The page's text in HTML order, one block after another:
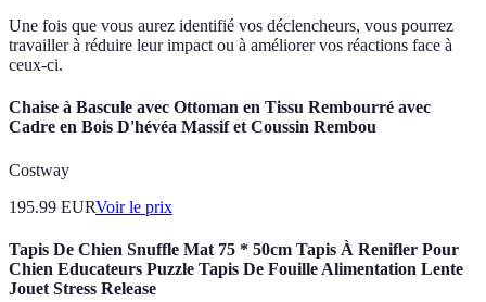
Une fois que vous aurez identifié vos déclencheurs, vous pourrez
travailler à réduire leur impact ou à améliorer vos réactions face à
ceux-ci.
Chaise à Bascule avec Ottoman en Tissu Rembourré avec
Cadre en Bois D'hévéa Massif et Coussin Rembou
Costway
195.99 EURVoir le prix
Tapis De Chien Snuffle Mat 75 * 50cm Tapis À Renifler Pour
Chien Educateurs Puzzle Tapis De Fouille Alimentation Lente
Jouet Stress Release